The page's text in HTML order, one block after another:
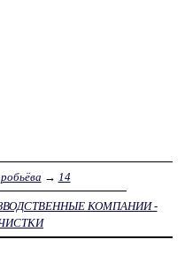
→ 14
КОМПАНИИ -